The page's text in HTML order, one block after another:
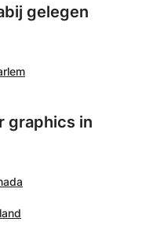
gelegen
graphics in